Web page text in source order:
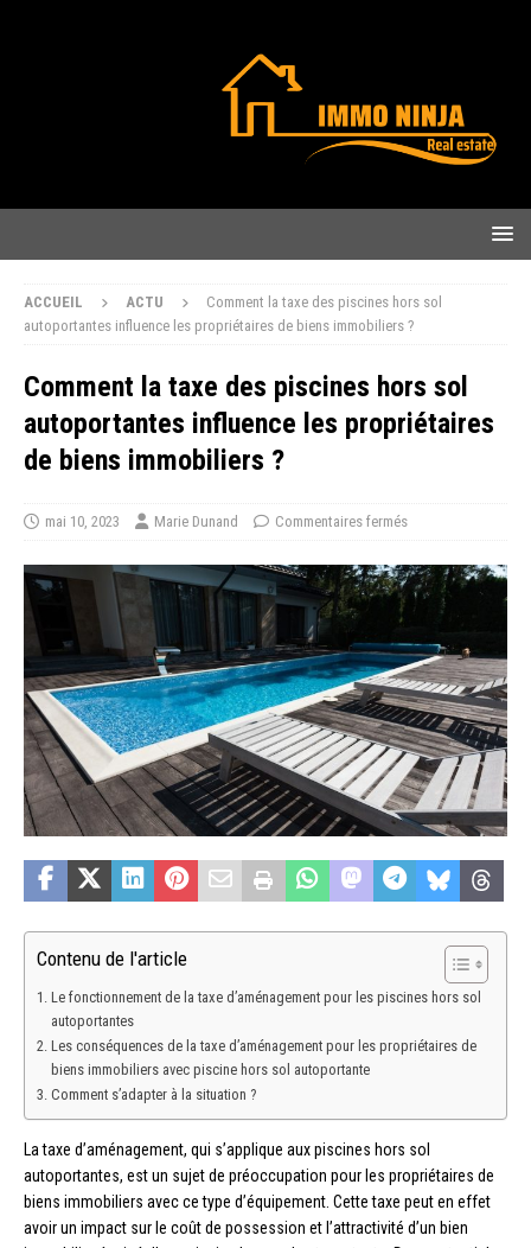
ACCUEIL ACTU
Comment la taxe des piscines hors sol
autoportantes influence les propriétaires de biens immobiliers ?
Comment la taxe des piscines hors sol
autoportantes influence les propriétaires
de biens immobiliers ?
mai 10, 2023 Marie Dunand Commentaires fermés
Contenu de l'article
Le fonctionnement de la taxe d’aménagement pour les piscines hors sol
autoportantes
Les conséquences de la taxe d’aménagement pour les propriétaires de
biens immobiliers avec piscine hors sol autoportante
Comment s’adapter à la situation ?
La taxe d’aménagement, qui s’applique aux piscines hors sol
autoportantes, est un sujet de préoccupation pour les propriétaires de
biens immobiliers avec ce type d’équipement. Cette taxe peut en effet
avoir un impact sur le coût de possession et l’attractivité d’un bien